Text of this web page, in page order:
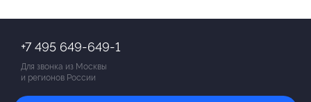
+7 495 649-649-1
Для звонка из Москвы
и регионов России